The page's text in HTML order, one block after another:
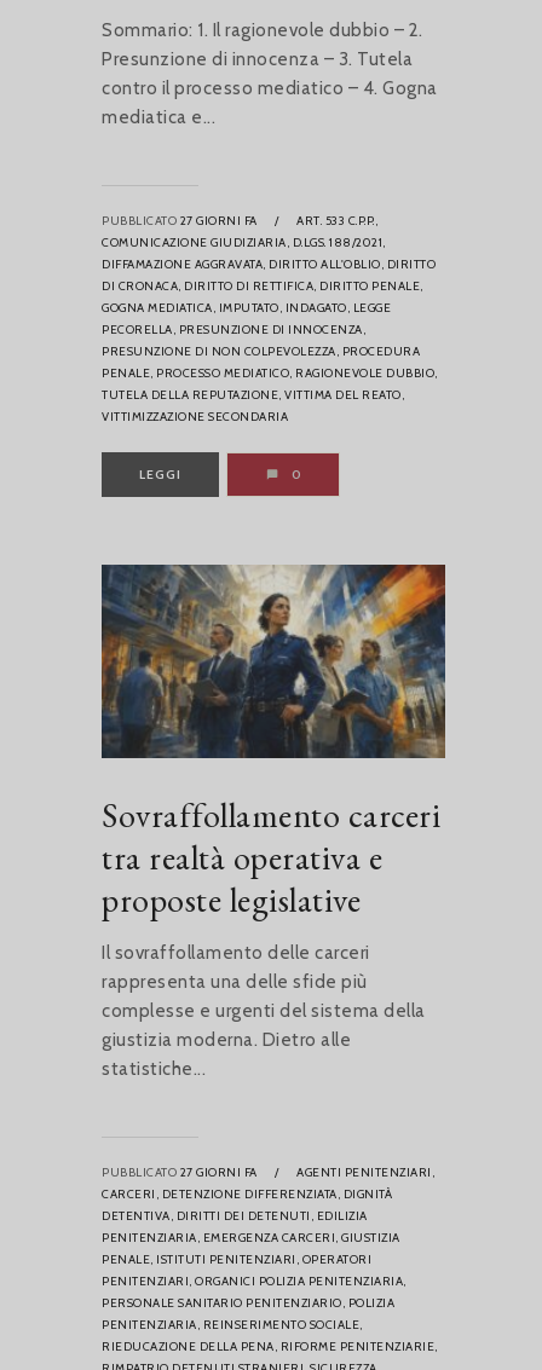
Sommario: 1. Il ragionevole dubbio – 2.
Presunzione di innocenza – 3. Tutela
contro il processo mediatico – 4. Gogna
mediatica e...
PUBBLICATO 27 GIORNI FA /
ART. 533 C.P.P.,
COMUNICAZIONE GIUDIZIARIA, D.LGS. 188/2021,
DIFFAMAZIONE AGGRAVATA, DIRITTO ALL'OBLIO, DIRITTO
DI CRONACA, DIRITTO DI RETTIFICA, DIRITTO PENALE,
GOGNA MEDIATICA, IMPUTATO, INDAGATO, LEGGE
PECORELLA, PRESUNZIONE DI INNOCENZA,
PRESUNZIONE DI NON COLPEVOLEZZA, PROCEDURA
PENALE, PROCESSO MEDIATICO, RAGIONEVOLE DUBBIO,
TUTELA DELLA REPUTAZIONE, VITTIMA DEL REATO,
VITTIMIZZAZIONE SECONDARIA
LEGGI 0
Sovraffollamento carceri
tra realtà operativa e
proposte legislative
Il sovraffollamento delle carceri
rappresenta una delle sfide più
complesse e urgenti del sistema della
giustizia moderna. Dietro alle
statistiche...
PUBBLICATO 27 GIORNI FA /
AGENTI PENITENZIARI,
CARCERI, DETENZIONE DIFFERENZIATA, DIGNITÀ
DETENTIVA, DIRITTI DEI DETENUTI, EDILIZIA
PENITENZIARIA, EMERGENZA CARCERI, GIUSTIZIA
PENALE, ISTITUTI PENITENZIARI, OPERATORI
PENITENZIARI, ORGANICI POLIZIA PENITENZIARIA,
PERSONALE SANITARIO PENITENZIARIO, POLIZIA
PENITENZIARIA, REINSERIMENTO SOCIALE,
RIEDUCAZIONE DELLA PENA, RIFORME PENITENZIARIE,